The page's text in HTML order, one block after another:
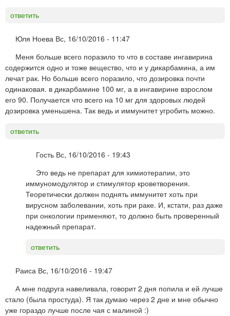
ответить
Юля Ноева Вс, 16/10/2016 - 11:47
Меня больше всего поразило то что в составе ингавирина
содержится одно и тоже вещество, что и у дикарбамина, а им
лечат рак. Но больше всего поразило, что дозировка почти
одинаковая. в дикарбамине 100 мг, а в ингавирине взрослом
его 90. Получается что всего на 10 мг для здоровых людей
дозировка уменьшена. Так ведь и иммунитет угробить можно.
ответить
Гость Вс, 16/10/2016 - 19:43
Это ведь не препарат для химиотерапии, это
иммуномодулятор и стимулятор кроветворения.
Теоретически должен поднять иммунитет хоть при
вирусном заболевании, хоть при раке. И, кстати, раз даже
при онкологии применяют, то должно быть проверенный
надежный препарат.
ответить
Раиса Вс, 16/10/2016 - 19:47
А мне подруга навеливала, говорит 2 дня попила и ей лучше
стало (была простуда). Я так думаю через 2 дне и мне обычно
уже гораздо лучше после чая с малиной :)